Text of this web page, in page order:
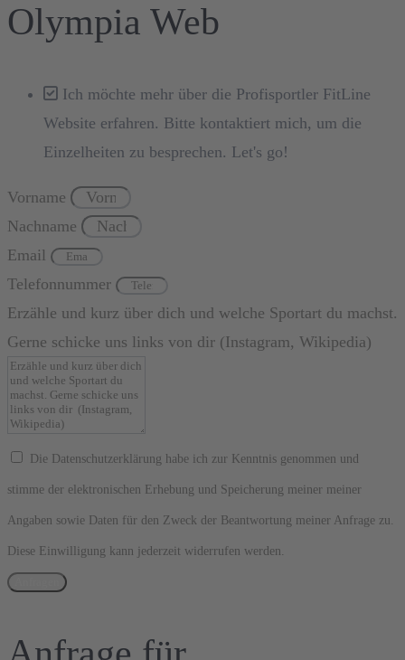
Olympia Web
Ich möchte mehr über die Profisportler FitLine
Website erfahren. Bitte kontaktiert mich, um die
Einzelheiten zu besprechen. Let's go!
Vorname
Nachname
Email
Telefonnummer
Erzähle und kurz über dich und welche Sportart du machst.
Gerne schicke uns links von dir (Instagram, Wikipedia)
Die Datenschutzerklärung habe ich zur Kenntnis genommen und
stimme der elektronischen Erhebung und Speicherung meiner meiner
Angaben sowie Daten für den Zweck der Beantwortung meiner Anfrage zu.
Diese Einwilligung kann jederzeit widerrufen werden.